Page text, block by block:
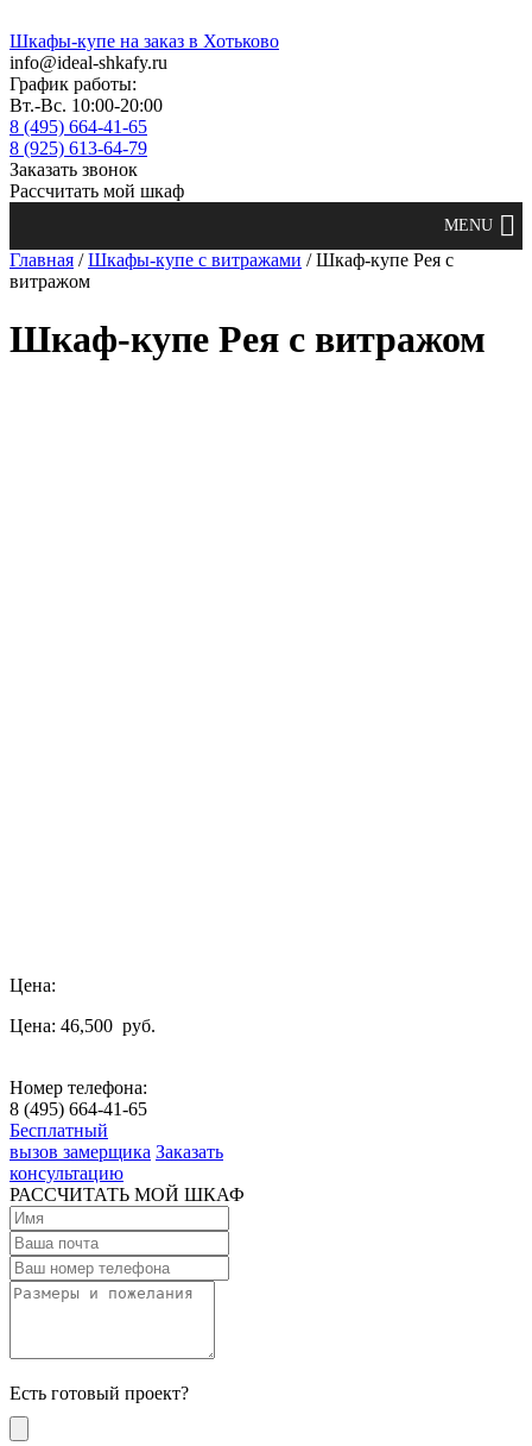
Шкафы-купе на заказ в Хотьково
info@ideal-shkafy.ru
График работы:
Вт.-Вс. 10:00-20:00
8 (495) 664-41-65
8 (925) 613-64-79
Заказать звонок
Рассчитать мой шкаф
Главная /Шкафы-купе с витражами / Шкаф-купе Рея с
витражом
Шкаф-купе Рея с витражом
Цена:
Цена: 46,500 руб.
Номер телефона:
8 (495) 664-41-65
Бесплатный
вызов замерщика Заказать
консультацию
РАССЧИТАТЬ МОЙ ШКАФ
Есть готовый проект?